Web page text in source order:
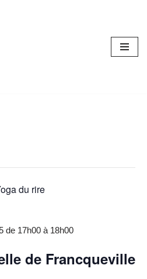
du rire
de 17h00 à 18h00
de Francqueville